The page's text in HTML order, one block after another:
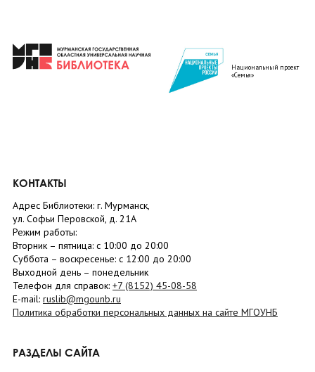
Национальный проект
«Семья»
КОНТАКТЫ
Адрес Библиотеки: г. Мурманск,
ул. Софьи Перовской, д. 21А
Режим работы:
Вторник – пятница: с 10:00 до 20:00
Суббота – воскресенье: c 12:00 до 20:00
Выходной день – понедельник
Телефон для справок: +7 (8152) 45-08-58
E-mail: ruslib@mgounb.ru
Политика обработки персональных данных на сайте МГОУНБ
РАЗДЕЛЫ САЙТА